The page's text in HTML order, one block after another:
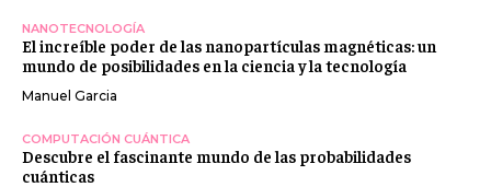
NANOTECNOLOGÍA
El increíble poder de las nanopartículas magnéticas: un
mundo de posibilidades en la ciencia y la tecnología
Manuel Garcia
COMPUTACIÓN CUÁNTICA
Descubre el fascinante mundo de las probabilidades
cuánticas